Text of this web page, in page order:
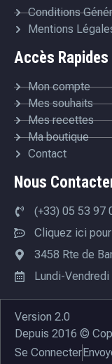
Conditions
Mentions
Accès Rapides
Mon compte
Mes souhaits
Mes recettes
Ma boutique
Contact
Nous
(+33) 05 53 97
Cliquez ici
3458 Rte de
Lundi-
Version 2.0
Depuis 2016 ©
Se Connecter